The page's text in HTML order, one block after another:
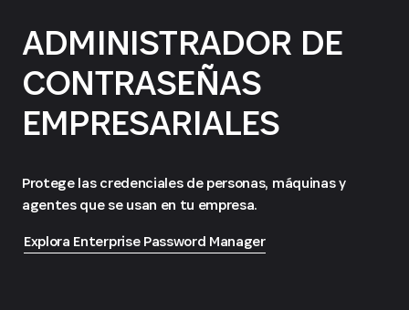
ADMINISTRADOR DE
CONTRASEÑAS
EMPRESARIALES
Protege las credenciales de personas, máquinas y
agentes que se usan en tu empresa.
Explora Enterprise Password Manager